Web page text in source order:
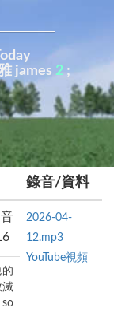
james 2 ;
錄音/資料
2026-04-
12.mp3
YouTube視頻
滅